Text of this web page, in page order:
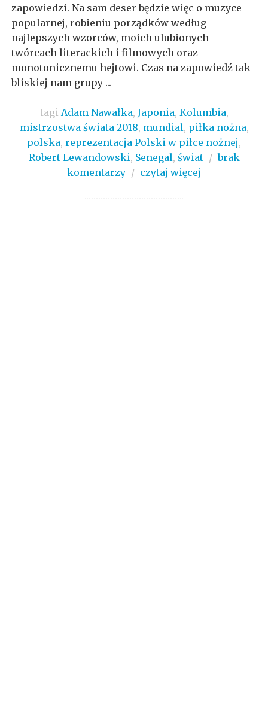
zapowiedzi. Na sam deser będzie więc o muzyce
popularnej, robieniu porządków według
najlepszych wzorców, moich ulubionych
twórcach literackich i filmowych oraz
monotonicznemu hejtowi. Czas na zapowiedź tak
bliskiej nam grupy ...
tagi Adam Nawałka, Japonia, Kolumbia,
mistrzostwa świata 2018, mundial, piłka nożna,
polska, reprezentacja Polski w piłce nożnej,
Robert Lewandowski, Senegal, świat / brak
komentarzy / czytaj więcej